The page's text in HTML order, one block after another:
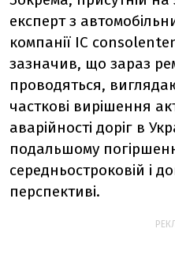
експерт з
компанії IC
зазначив, що зараз
проводяться,
часткові вирішення
аварійності доріг в
подальшому
середньостроковій і
перспективі.